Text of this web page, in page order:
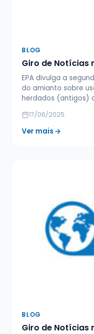
BLOG
Giro de Notícias
EPA divulga a
do amianto sobre
herdados (antigos)
17/06/2025
Ver mais
BLOG
Giro de Notícias